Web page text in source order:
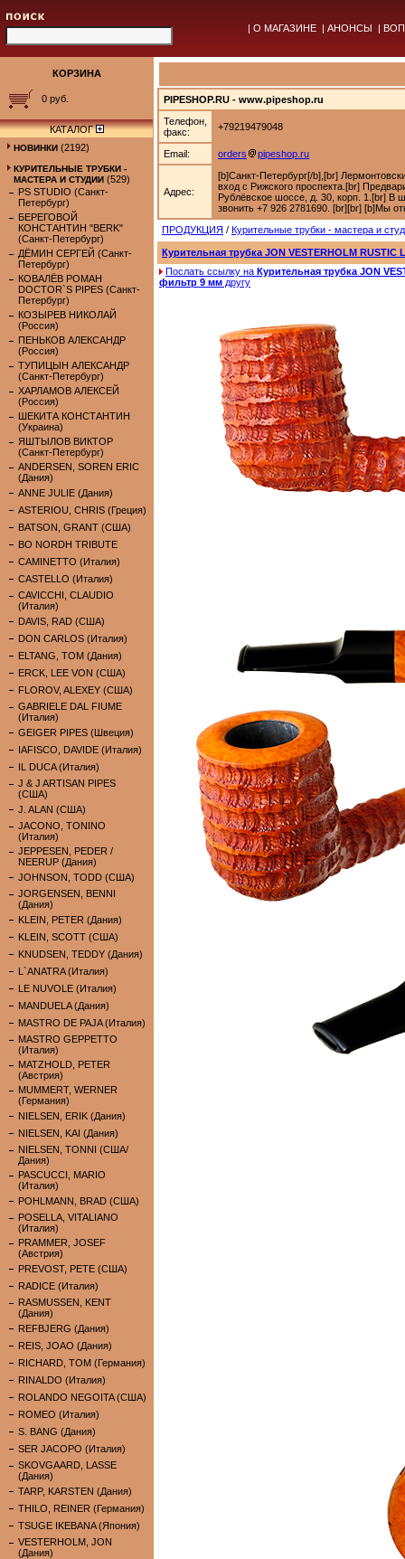
| О МАГАЗИНЕ | АНОНСЫ |
КОРЗИНА
0 руб.
КАТАЛОГ
НОВИНКИ (2192)
КУРИТЕЛЬНЫЕ ТРУБКИ -
МАСТЕРА И СТУДИИ (529)
PS STUDIO (Санкт-
Петербург)
БЕРЕГОВОЙ
КОНСТАНТИН "BERK"
(Санкт-Петербург)
ДЁМИН СЕРГЕЙ (Санкт-
Петербург)
КОВАЛЁВ РОМАН
DOCTOR`S PIPES (Санкт-
Петербург)
КОЗЫРЕВ НИКОЛАЙ
(Россия)
ПЕНЬКОВ АЛЕКСАНДР
(Россия)
ТУПИЦЫН АЛЕКСАНДР
(Санкт-Петербург)
ХАРЛАМОВ АЛЕКСЕЙ
(Россия)
ШЕКИТА КОНСТАНТИН
(Украина)
ЯШТЫЛОВ ВИКТОР
(Санкт-Петербург)
ANDERSEN, SOREN ERIC
(Дания)
ANNE JULIE (Дания)
ASTERIOU, CHRIS (Греция)
BATSON, GRANT (США)
BO NORDH TRIBUTE
CAMINETTO (Италия)
CASTELLO (Италия)
CAVICCHI, CLAUDIO
(Италия)
DAVIS, RAD (США)
DON CARLOS (Италия)
ELTANG, TOM (Дания)
ERCK, LEE VON (США)
FLOROV, ALEXEY (США)
GABRIELE DAL FIUME
(Италия)
GEIGER PIPES (Швеция)
IAFISCO, DAVIDE (Италия)
IL DUCA (Италия)
J & J ARTISAN PIPES
(США)
J. ALAN (США)
JACONO, TONINO
(Италия)
JEPPESEN, PEDER /
NEERUP (Дания)
JOHNSON, TODD (США)
JORGENSEN, BENNI
(Дания)
KLEIN, PETER (Дания)
KLEIN, SCOTT (США)
KNUDSEN, TEDDY (Дания)
L`ANATRA (Италия)
LE NUVOLE (Италия)
MANDUELA (Дания)
MASTRO DE PAJA (Италия)
MASTRO GEPPETTO
(Италия)
MATZHOLD, PETER
(Австрия)
MUMMERT, WERNER
(Германия)
NIELSEN, ERIK (Дания)
NIELSEN, KAI (Дания)
NIELSEN, TONNI (США/
Дания)
PASCUCCI, MARIO
(Италия)
POHLMANN, BRAD (США)
POSELLA, VITALIANO
(Италия)
PRAMMER, JOSEF
(Австрия)
PREVOST, PETE (США)
RADICE (Италия)
RASMUSSEN, KENT
(Дания)
REFBJERG (Дания)
REIS, JOAO (Дания)
RICHARD, TOM (Германия)
RINALDO (Италия)
ROLANDO NEGOITA (США)
ROMEO (Италия)
S. BANG (Дания)
SER JACOPO (Италия)
SKOVGAARD, LASSE
(Дания)
TARP, KARSTEN (Дания)
THILO, REINER (Германия)
TSUGE IKEBANA (Япония)
VESTERHOLM, JON
(Дания)
PIPESHOP.RU - www.pipeshop.ru
Телефон,
факс:
+79219479048
Email: orders pipeshop.ru
Адрес:
[b]Санкт-Петербург[/b],[br]
вход с Рижского проспекта.[br]
Рублёвское шоссе, д. 30, корп. 1.[br] В
звонить +7 926 2781690. [br][br] [b]Мы
ПРОДУКЦИЯ / Курительные трубки - мастера и
Курительная трубка JON VESTERHOLM RUSTIC
Послать ссылку на Курительная трубка JON
фильтр 9 мм другу